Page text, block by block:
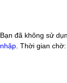
Bạn đã không sử
nhập . Thời gian chờ: